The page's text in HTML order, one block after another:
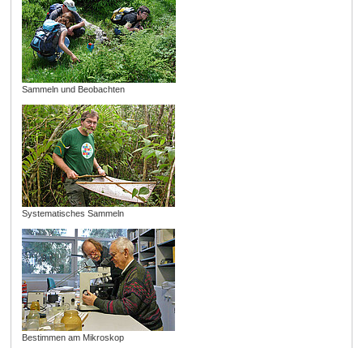
Sammeln und Beobachten
Systematisches Sammeln
Bestimmen am Mikroskop